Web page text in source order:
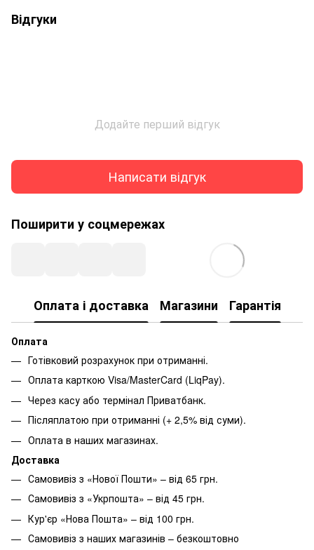
Відгуки
Додайте перший відгук
Написати відгук
Поширити у соцмережах
Оплата і доставка Магазини Гарантія
Оплата
Готівковий розрахунок при отриманні.
Оплата карткою Visa/MasterCard (LiqPay).
Через касу або термінал Приватбанк.
Післяплатою при отриманні (+ 2,5% від суми).
Оплата в наших магазинах.
Доставка
Самовивіз з «Нової Пошти» – від 65 грн.
Самовивіз з «Укрпошта» – від 45 грн.
Кур'єр «Нова Пошта» – від 100 грн.
Самовивіз з наших магазинів – безкоштовно